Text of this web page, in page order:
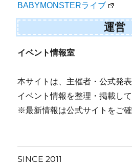
BABYMONSTERライブ
運営
イベント情報室
本サイトは、主催者・公式発
イベント情報を整理・掲載して
※最新情報は公式サイトをご確
SINCE 2011